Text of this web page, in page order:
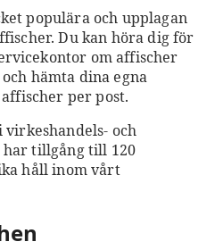
populära och upplagan
Du kan höra dig för
om affischer
hämta dina egna
per post.
virkeshandels- och
har tillgång till 120
håll inom vårt